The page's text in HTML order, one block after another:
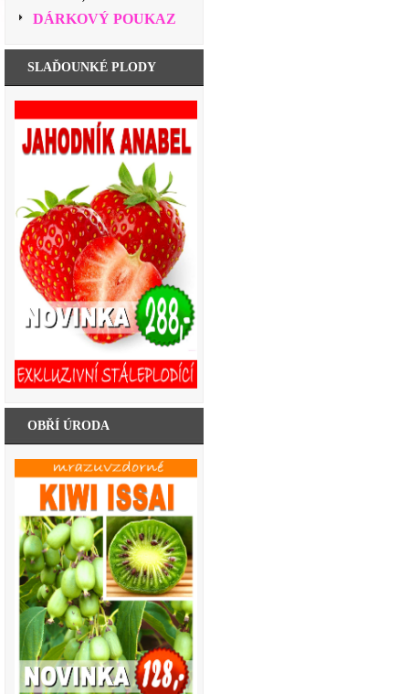
DÁRKOVÝ POUKAZ
SLAĎOUNKÉ PLODY
OBŘÍ ÚRODA